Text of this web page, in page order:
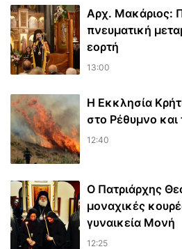
Αρχ. Μακάριος:
πνευματική
εορτή
13:00
Η Εκκλησία
στο Ρέθυμνο και
12:40
Ο Πατριάρχης
μοναχικές
γυναικεία Μονή
12:25